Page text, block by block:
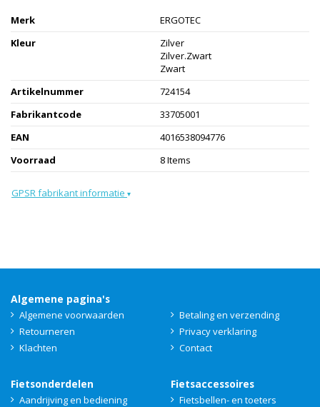
Merk
ERGOTEC
Kleur
Zilver
Zilver.Zwart
Zwart
Artikelnummer
724154
Fabrikantcode
33705001
EAN
4016538094776
Voorraad
8 Items
GPSR fabrikant informatie ▾
Algemene pagina's
Algemene voorwaarden
Betaling en verzending
Retourneren
Privacy verklaring
Klachten
Contact
Fietsonderdelen
Aandrijving en bediening
Fietsaccessoires
Fietsbellen- en toeters